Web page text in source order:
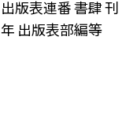
出版表連番 書肆 刊
年 出版表部編等